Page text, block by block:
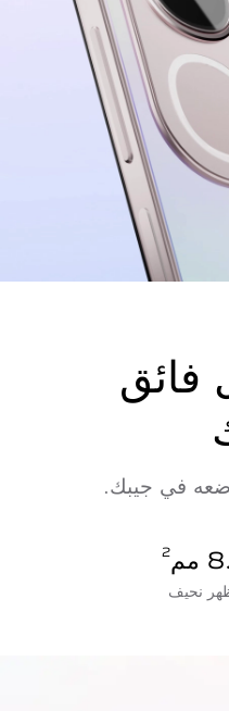
فائق
في جيبك.
مم 2
نحيف